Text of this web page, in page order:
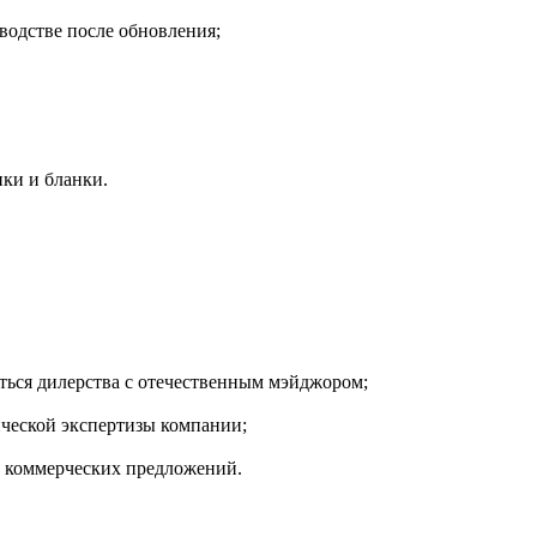
после обновления;
дилерства с отечественным мэйджором;
экспертизы компании;
коммерческих предложений.